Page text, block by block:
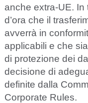
anche extra-UE. In
d’ora che il trasfe
avverrà in conformi
appl icabi li e che
di protezione dei
decisione di
definite dalla
Corporate Rules.